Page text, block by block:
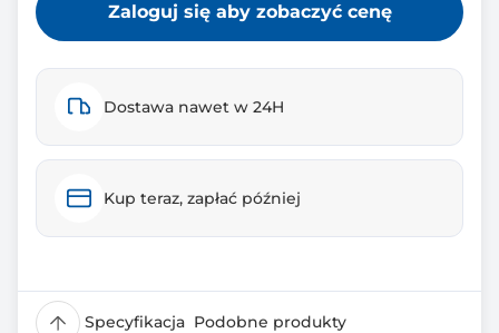
Zaloguj się aby zobaczyć cenę
Dostawa nawet w 24H
Kup teraz, zapłać później
Specyfikacja Podobne produkty